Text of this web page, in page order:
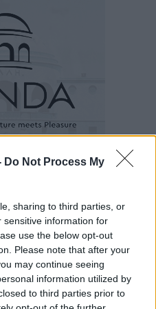
Do Not Process My
sharing to third parties, or
sensitive information for
use the below opt-out
Please note that after your
may continue seeing
information utilized by
to third parties prior to
έρευνες βυθού στη
Καρπάθου
Χατζημιχαήλ – Τιμητική